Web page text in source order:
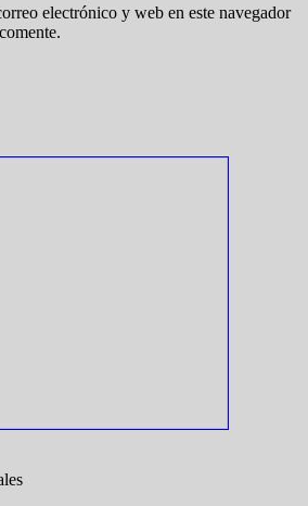
electrónico y web en este navegador